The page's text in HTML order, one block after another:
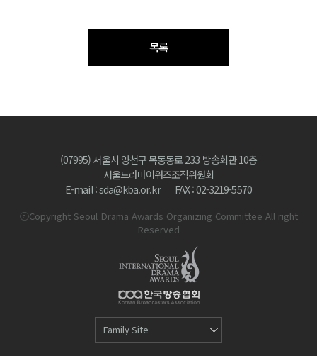
목록
(07995) 서울시 양천구 목동동로 233 방송회관 10층
서울드라마어워즈조직위원회
E-mail : sda@kba.or.kr
FAX : 02-3219-5570
ⓒCopyright Seoul Drama Awards Organizing Committee All right
Reserved